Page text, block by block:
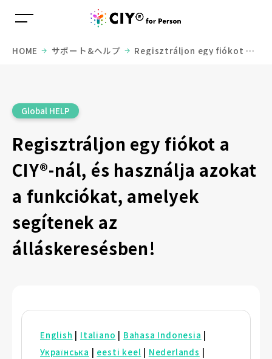
HOME サポート&ヘルプ
Regisztráljon egy fiókot a
Global HELP
Regisztráljon egy fiókot a
CIY®-nál, és használja azokat
a funkciókat, amelyek
segítenek az
álláskeresésben!
English Italiano Bahasa Indonesia
Українська
eesti keel Nederlands